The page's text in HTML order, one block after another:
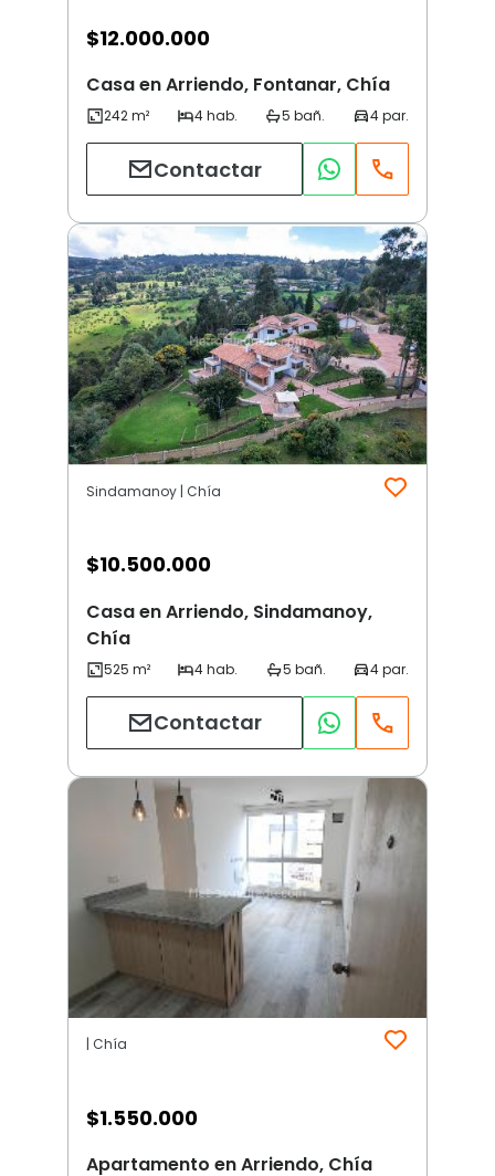
$12.000.000
Casa en Arriendo, Fontanar, Chía
Contactar
Sindamanoy | Chía
$10.500.000
Casa en Arriendo, Sindamanoy,
Chía
Contactar
| Chía
$1.550.000
Apartamento en Arriendo, Chía